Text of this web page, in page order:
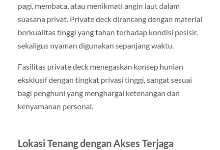
pagi, membaca, atau menikmati angin laut dalam
suasana privat. Private deck dirancang dengan material
berkualitas tinggi yang tahan terhadap kondisi pesisir,
sekaligus nyaman digunakan sepanjang waktu.
Fasilitas private deck menegaskan konsep hunian
eksklusif dengan tingkat privasi tinggi, sangat sesuai
bagi penghuni yang menghargai ketenangan dan
kenyamanan personal.
Lokasi Tenang dengan Akses Terjaga